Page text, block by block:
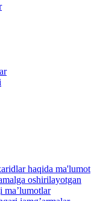
haqida ma'lumot
oshirilayotgan
maʼlumotlar